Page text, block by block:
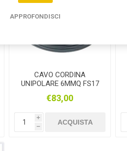
CAVO CORDINA
UNIPOLARE 6MMQ FS17
€83,00
i
h
ACQUISTA
APPROFONDISCI